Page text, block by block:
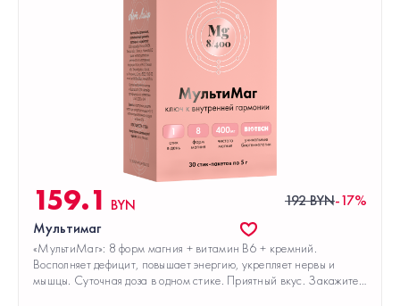
159.1 BYN 192 BYN-17%
Мультимаг
«МультиМаг»: 8 форм магния + витамин В6 + кремний.
Восполняет дефицит, повышает энергию, укрепляет нервы и
мышцы. Суточная доза в одном стике. Приятный вкус. Закажите